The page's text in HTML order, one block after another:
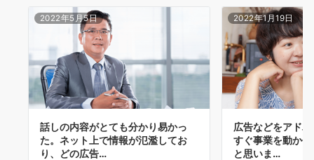
2022年5月5日
話しの内容がとても分かり易かっ
た。ネット上で情報が氾濫してお
り、どの広告…
2022年1月19日
広告などをアド
すぐ事業を動か
と思いま…